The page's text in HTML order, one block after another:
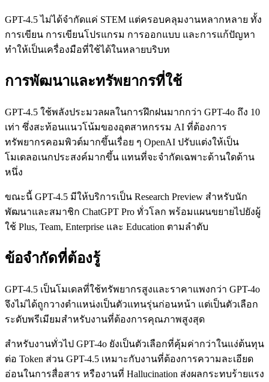
GPT-4.5 ไม่ได้จำกัดแค่ STEM แต่ครอบคลุมงานหลากหลาย ทั้ง
การเขียน การเขียนโปรแกรม การออกแบบ และการแก้ปัญหา
ทำให้เป็นเครื่องมือที่ใช้ได้ในหลายบริบท
การพัฒนาและทรัพยากรที่ใช้
GPT-4.5 ใช้พลังประมวลผลในการฝึกฝนมากกว่า GPT-4o ถึง 10
เท่า ซึ่งสะท้อนแนวโน้มของอุตสาหกรรม AI ที่ต้องการ
ทรัพยากรคอมพิวต์มากขึ้นเรื่อย ๆ OpenAI ปรับแต่งให้เป็น
โมเดลอเนกประสงค์มากขึ้น แทนที่จะจำกัดเฉพาะด้านใดด้าน
หนึ่ง
ขณะนี้ GPT-4.5 มีให้บริการเป็น Research Preview สำหรับนัก
พัฒนาและสมาชิก ChatGPT Pro ทั่วโลก พร้อมแผนขยายไปยังผู้
ใช้ Plus, Team, Enterprise และ Education ตามลำดับ
ข้อจำกัดที่ต้องรู้
GPT-4.5 เป็นโมเดลที่ใช้ทรัพยากรสูงและราคาแพงกว่า GPT-4o
จึงไม่ได้ถูกวางตำแหน่งเป็นตัวแทนรุ่นก่อนหน้า แต่เป็นตัวเลือก
ระดับพรีเมียมสำหรับงานที่ต้องการคุณภาพสูงสุด
สำหรับงานทั่วไป GPT-4o ยังเป็นตัวเลือกที่คุ้มค่ากว่าในแง่ต้นทุน
ต่อ Token ส่วน GPT-4.5 เหมาะกับงานที่ต้องการความละเอียด
อ่อนในการสื่อสาร หรืองานที่ Hallucination ส่งผลกระทบร้ายแรง